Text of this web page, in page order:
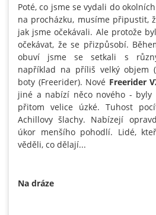
Poté, co jsme se vydali do
na procházku, musíme připustit,
jak jsme očekávali. Ale protože
očekávat, že se přizpůsobí.
obuví jsme se setkali s
například na příliš velký objem
boty (Freerider). Nové Freerider
jiné a nabízí něco nového - byly
přitom velice úzké. Tuhost
Achillovy šlachy. Nabízejí
úkor menšího pohodlí. Lidé,
věděli, co dělají...
Na dráze